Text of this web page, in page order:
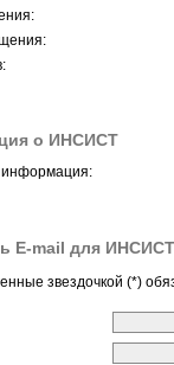
о ИНСИСТ
информация:
E-mail для ИНСИСТ
звездочкой (*)